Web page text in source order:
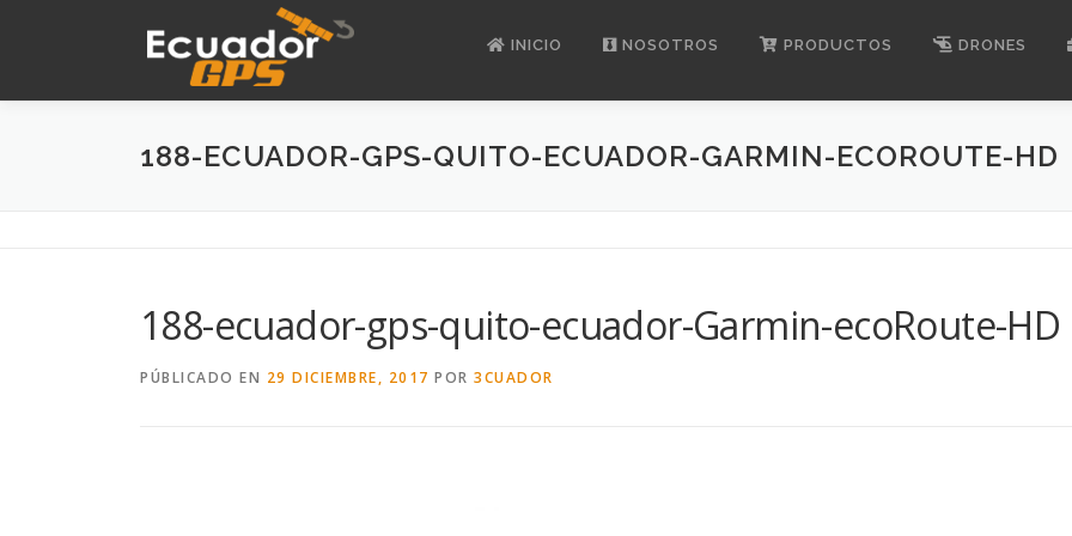
INICIO NOSOTROS PRODUCTOS DRONES
188-ECUADOR-GPS-QUITO-ECUADOR-GARMIN-ECOROUTE-HD
188-ecuador-gps-quito-ecuador-Garmin-ecoRoute-HD
PÚBLICADO EN 29 DICIEMBRE, 2017 POR 3CUADOR